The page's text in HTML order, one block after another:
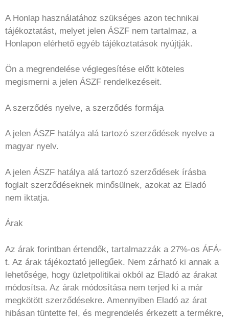
A Honlap használatához szükséges azon technikai
tájékoztatást, melyet jelen ÁSZF nem tartalmaz, a
Honlapon elérhető egyéb tájékoztatások nyújtják.
Ön a megrendelése véglegesítése előtt köteles
megismerni a jelen ÁSZF rendelkezéseit.
A szerződés nyelve, a szerződés formája
A jelen ÁSZF hatálya alá tartozó szerződések nyelve a
magyar nyelv.
A jelen ÁSZF hatálya alá tartozó szerződések írásba
foglalt szerződéseknek minősülnek, azokat az Eladó
nem iktatja.
Árak
Az árak forintban értendők, tartalmazzák a 27%-os ÁFÁ-
t. Az árak tájékoztató jellegűek. Nem zárható ki annak a
lehetősége, hogy üzletpolitikai okból az Eladó az árakat
módosítsa. Az árak módosítása nem terjed ki a már
megkötött szerződésekre. Amennyiben Eladó az árat
hibásan tüntette fel, és megrendelés érkezett a termékre,